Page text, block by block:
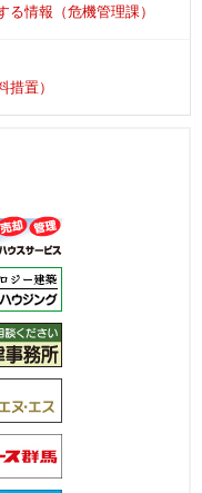
情報（危機管理課）
置）